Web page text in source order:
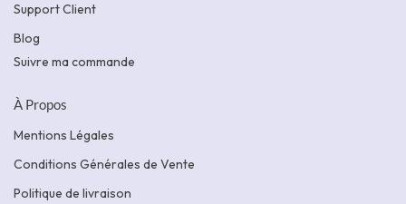
Support Client
Blog
Suivre ma commande
À Propos
Mentions Légales
Conditions Générales de Vente
Politique de livraison